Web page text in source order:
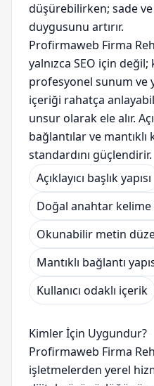
düşürebilirken; sade ve
duygusunu artırır.
Profirmaweb Firma
yalnızca SEO için
profesyonel sunum ve
içeriği rahatça
unsur olarak ele alır.
bağlantılar ve
standardını güçlendirir.
Açıklayıcı başlık yapısı
Doğal anahtar kelime
Okunabilir metin
Mantıklı bağlantı
Kullanıcı odaklı içerik
Kimler İçin Uygundur?
Profirmaweb Firma
işletmelerden yerel